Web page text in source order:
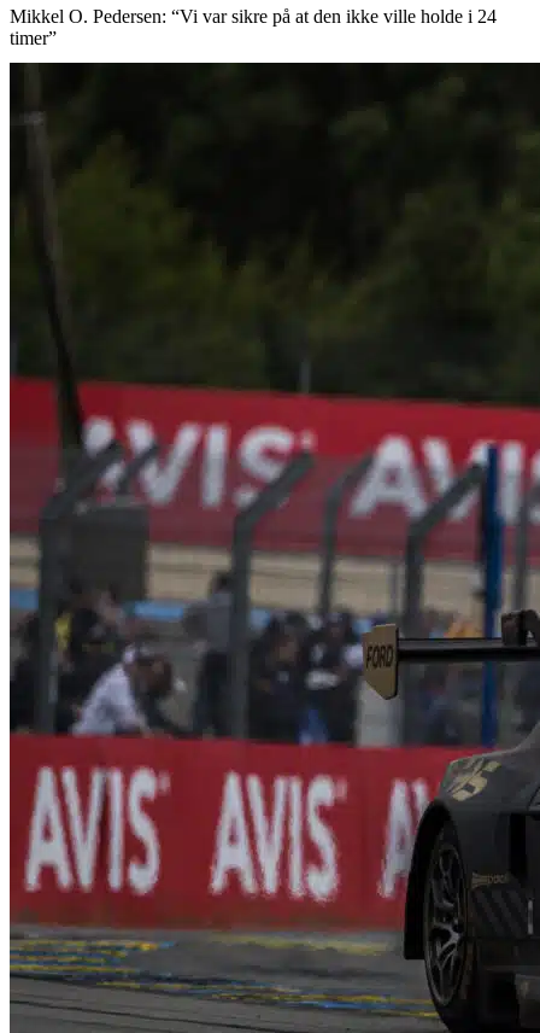
Mikkel O. Pedersen: “Vi var sikre på at den ikke ville holde i 24
timer”